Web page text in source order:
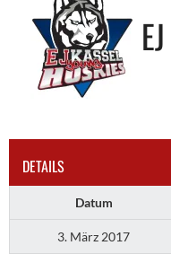
DETAILS
Datum
3. März 2017